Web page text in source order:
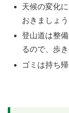
天候の変化
おきましょう
登山道は整
るので、歩
ゴミは持ち